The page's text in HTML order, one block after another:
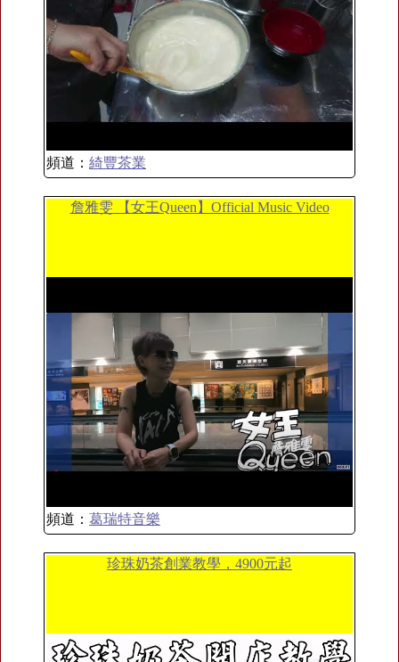
頻道： 綺豐茶業
詹雅雯 【女王Queen】Official Music Video
頻道： 葛瑞特音樂
珍珠奶茶創業教學，4900元起